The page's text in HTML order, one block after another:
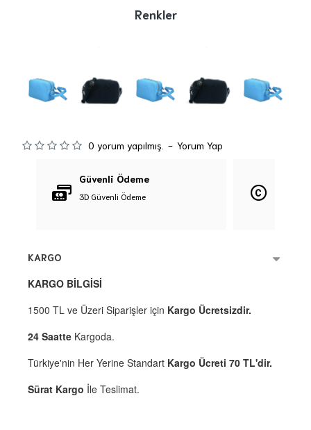
Renkler
0 yorum yapılmış. - Yorum Yap
Güvenli Ödeme
3D Güvenli Ödeme
KARGO
KARGO BİLGİSİ
1500 TL ve Üzeri Siparişler için Kargo Ücretsizdir.
24 Saatte Kargoda.
Türkiye'nin Her Yerine Standart Kargo Ücreti 70 TL'dir.
Sürat Kargo İle Teslimat.